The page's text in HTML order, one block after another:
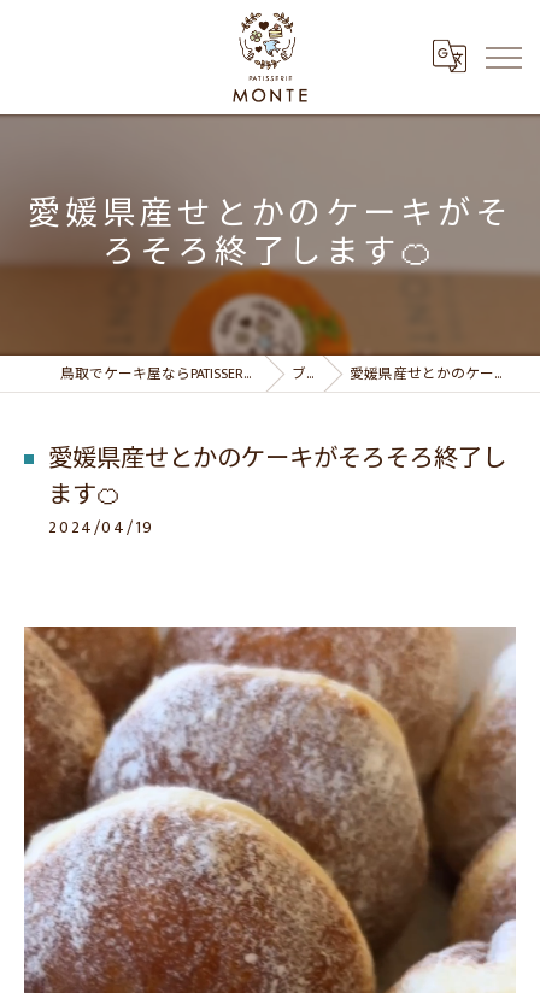
愛媛県産せとかのケーキがそ
ろそろ終了します🍊
鳥取でケーキ屋ならPATISSERIE MONTE パティスリーモンテ ブログ 愛媛県産せとかのケーキがそろそろ終了します🍊
愛媛県産せとかのケーキがそろそろ終了し
ます🍊
2024/04/19